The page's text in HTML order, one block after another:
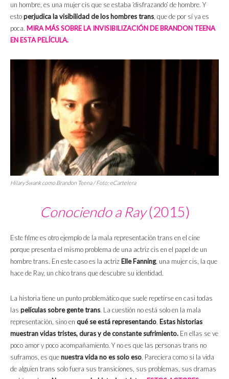
un hombre, es una mujer cis que se estaba ‘disfrazando’ de hombre. Y
estoperjudica la visibilidad de los hombres trans, que de por sí ya es
poca. MIRA MÁS SOBRE LA INVISIBILIZACIÓN DE BRANDON TEENA
EN ESTA PELÍCULA.
Hilary Swank como Brandon Teena / Foto: eCartelera
Conociendo a Ray(2015)
Este filme es otro ejemplo de la mala representación trans en el cine
porque presenta el mismo problema de una actriz cis en el papel de un
hombre trans. En este caso es la actriz Elle Fanning, una mujer cis, la que
hace de Ray, un chico trans que descubre su identidad.
La historia tiene un punto problemático que suele repetirse en casi todas
las películas sobre gente trans. La cuestión no está solo en la mala
representación, sino en qué se está representando. Estas historias
muestran vidas tristes, duras y de constante sufrimiento. En ellas se ve
poco amor y poco acompañamiento. Y no es que las personas trans no
suframos, es quenuestra vida no es solo eso. Pareciera como si la vida
de alguien trans solo fuera sus transiciones, sus problemas, sus dramas